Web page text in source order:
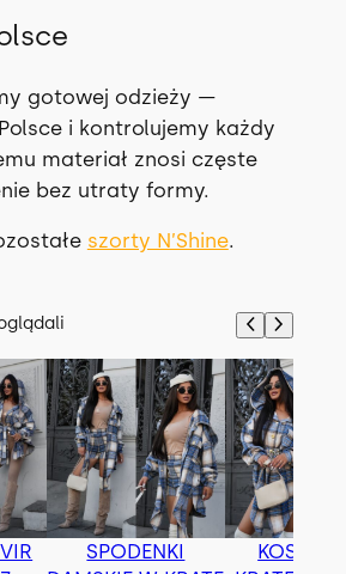
gotowej odzieży —
i kontrolujemy każdy
materiał znosi częste
bez utraty formy.
szorty N’Shine.
SPODENKI